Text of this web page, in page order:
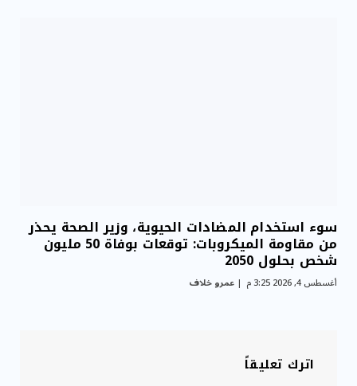
سوء استخدام المضادات الحيوية، وزير الصحة يحذر
من مقاومة الميكروبات: توقعات بوفاة 50 مليون
شخص بحلول 2050
أغسطس 4, 2026 3:25 م عمرو خلاف
اترك تعليقاً